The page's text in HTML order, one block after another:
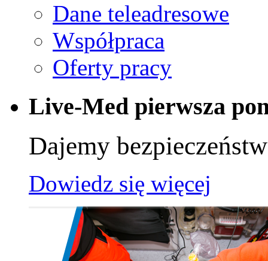
Dane teleadresowe
Współpraca
Oferty pracy
Live-Med pierwsza
Dajemy
Dowiedz się więcej